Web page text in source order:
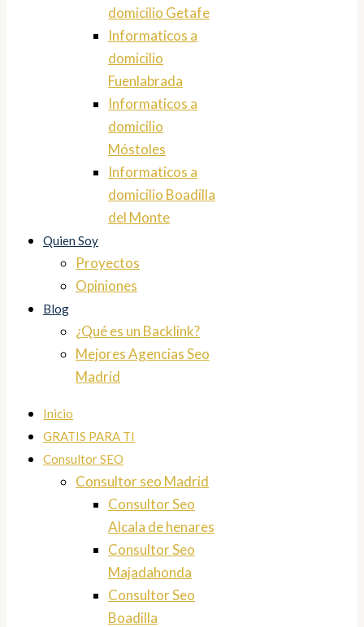
domicilio Getafe
Informaticos a
domicilio
Fuenlabrada
Informaticos a
domicilio
Móstoles
Informaticos a
domicilio Boadilla
del Monte
Quien Soy
Proyectos
Opiniones
Blog
¿Qué es un Backlink?
Mejores Agencias Seo
Madrid
Inicio
GRATIS PARA TI
Consultor SEO
Consultor seo Madrid
Consultor Seo
Alcala de henares
Consultor Seo
Majadahonda
Consultor Seo
Boadilla